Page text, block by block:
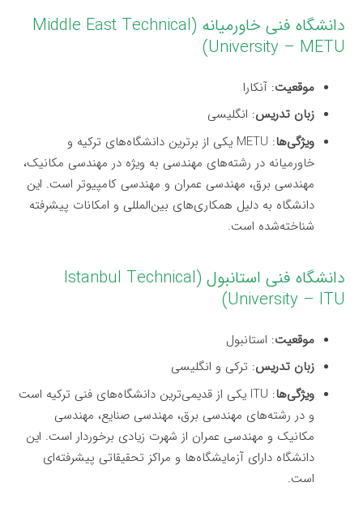
دانشگاه فنی خاورمیانه (Middle East Technical
University – METU)
موقعیت: آنکارا
زبان تدریس: انگلیسی
ویژگی‌ها
: METU یکی از برترین دانشگاه‌های ترکیه و
خاورمیانه در رشته‌های مهندسی به ویژه در مهندسی مکانیک،
مهندسی برق، مهندسی عمران و مهندسی کامپیوتر است. این
دانشگاه به دلیل همکاری‌های بین‌المللی و امکانات پیشرفته
شناخته‌شده است.
دانشگاه فنی استانبول (Istanbul Technical
University – ITU)
موقعیت: استانبول
زبان تدریس: ترکی و انگلیسی
ویژگی‌ها
: ITU یکی از قدیمی‌ترین دانشگاه‌های فنی ترکیه است
و در رشته‌های مهندسی برق، مهندسی صنایع، مهندسی
مکانیک و مهندسی عمران از شهرت زیادی برخوردار است. این
دانشگاه دارای آزمایشگاه‌ها و مراکز تحقیقاتی پیشرفته‌ای
است.